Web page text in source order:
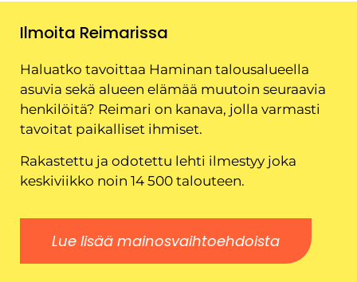
Ilmoita Reimarissa
Haluatko tavoittaa Haminan talousalueella
asuvia sekä alueen elämää muutoin seuraavia
henkilöitä? Reimari on kanava, jolla varmasti
tavoitat paikalliset ihmiset.
Rakastettu ja odotettu lehti ilmestyy joka
keskiviikko noin 14 500 talouteen.
Lue lisää mainosvaihtoehdoista